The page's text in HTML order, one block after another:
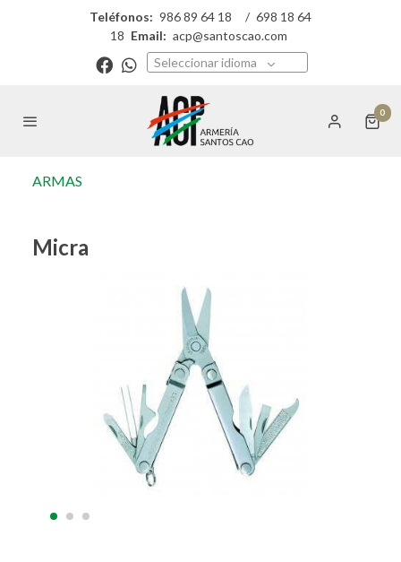
Teléfonos: 986 89 64 18 / 698 18 64
18 Email: acp@santoscao.com
Seleccionar idioma
0
ARMAS
Micra